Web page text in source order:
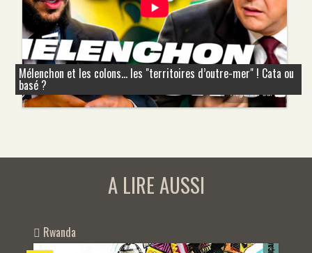
Mélenchon et les colons... les "territoires d’outre-mer" ! Cata ou
basé ?
A LIRE AUSSI
Rwanda